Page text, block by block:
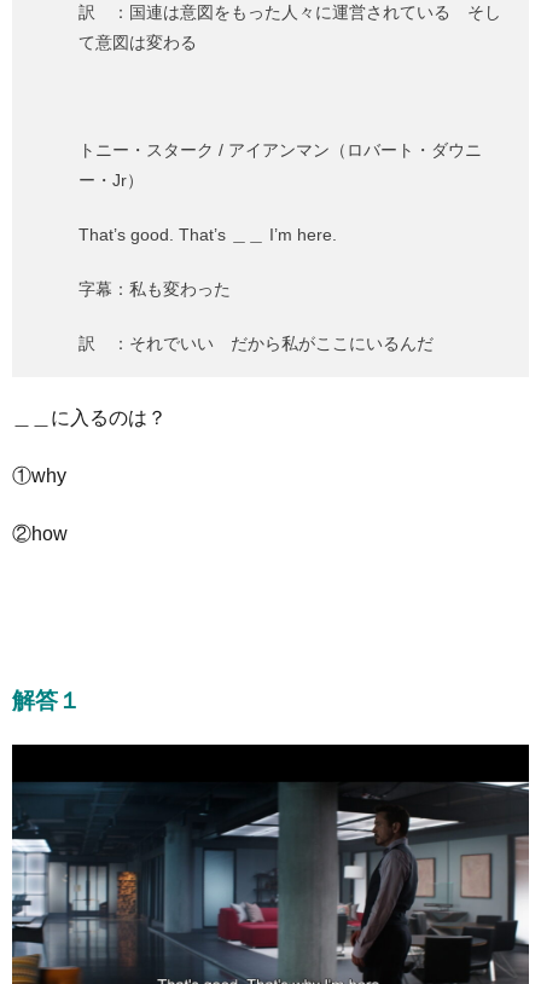
訳 ：国連は意図をもった人々に運営されている そし
て意図は変わる
トニー・スターク / アイアンマン（ロバート・ダウニ
ー・Jr）
That’s good. That’s ＿＿ I’m here.
字幕：私も変わった
訳 ：それでいい だから私がここにいるんだ
＿＿に入るのは？
①why
②how
解答１